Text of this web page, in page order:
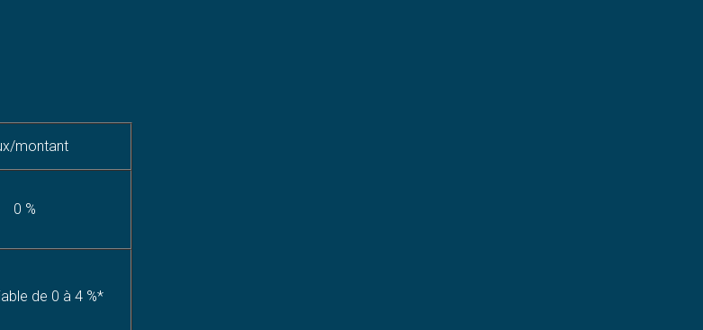
montant
0 %
de 0 à 4 %*